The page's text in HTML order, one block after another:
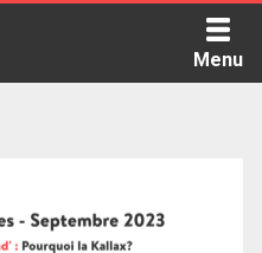
Menu